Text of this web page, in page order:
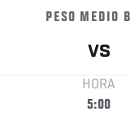
PESO MEDIO
VS
HORA
5:00